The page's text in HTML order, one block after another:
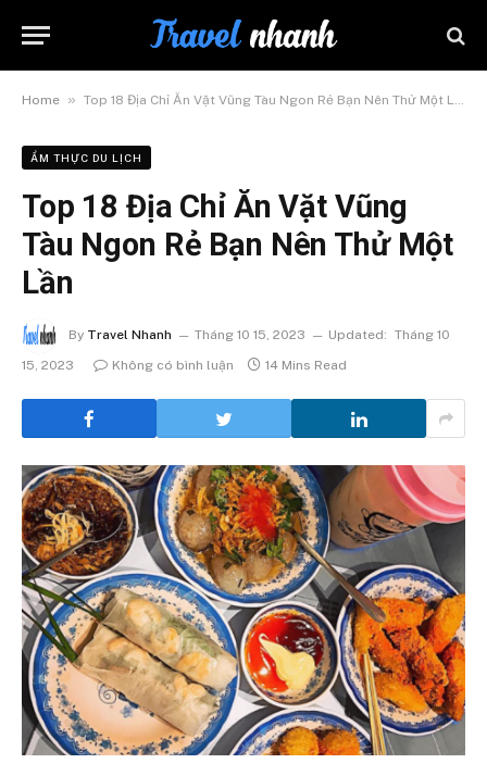
Home » Top 18 Địa Chỉ Ăn Vặt Vũng Tàu Ngon Rẻ Bạn Nên Thử Một Lần
ẨM THỰC DU LỊCH
Top 18 Địa Chỉ Ăn Vặt Vũng
Tàu Ngon Rẻ Bạn Nên Thử Một
Lần
By Travel Nhanh Tháng 10 15, 2023 Updated: Tháng 10
15, 2023
Không có bình luận 14 Mins Read